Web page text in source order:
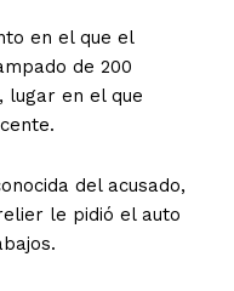
en el que el
de 200
lugar en el que
del acusado,
le pidió el auto